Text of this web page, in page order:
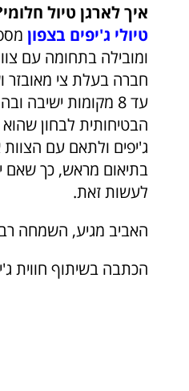
איך לארגן טיול
טיולי ג'יפים בצפון
ומובילה בתחומה עם
חברה בעלת צי מאובזר
עד 8 מקומות
הבטיחותית לבחון
ג'יפים ולתאם עם
בתיאום מראש, כך שאם
לעשות זאת.
האביב מגיע, השמחה רבה
הכתבה בשיתוף חווית